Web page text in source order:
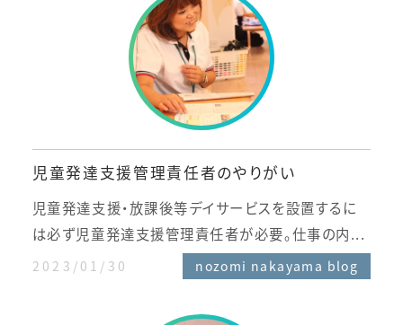
児童発達支援管理責任者のやりがい
児童発達支援・放課後等デイサービスを設置するに
は必ず児童発達支援管理責任者が必要。仕事の内...
2023/01/30 nozomi nakayama blog